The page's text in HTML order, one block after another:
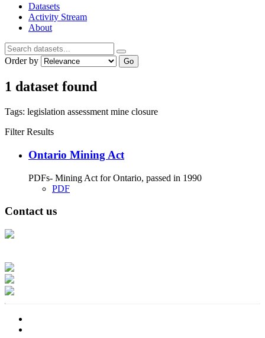
Datasets
Activity Stream
About
Order by Go
1 dataset found
Tags: legislation assessment mine closure
Filter Results
Ontario Mining Act
PDFs- Mining Act for Ontario, passed in 1990
PDF
Contact us